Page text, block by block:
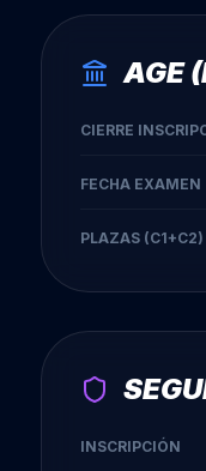
AGE
CIERRE
FECHA EXAMEN
PLAZAS (C1+C2)
INSCRIPCIÓN